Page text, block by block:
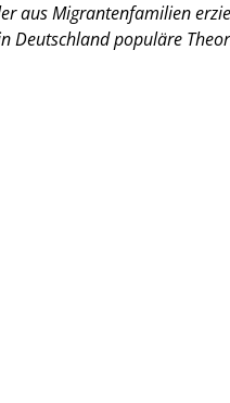
aus Migrantenfamilien
Deutschland populäre